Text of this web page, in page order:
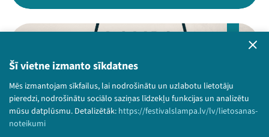
Šī vietne izmanto sīkdatnes
Mēs izmantojam sīkfailus, lai nodrošinātu un uzlabotu lietotāju
pieredzi, nodrošinātu sociālo saziņas līdzekļu funkcijas un analizētu
mūsu datplūsmu. Detalizētāk: https://festivalslampa.lv/lv/lietosanas-
noteikumi